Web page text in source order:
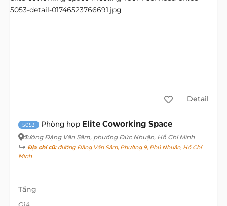
Detail
5053 Phòng họp Elite Coworking Space
đường Đặng Văn Sâm, phường Đức Nhuận, Hồ Chí Minh
Địa chỉ cũ:đường Đặng Văn Sâm, Phường 9, Phú Nhuận, Hồ Chí
Minh
Tầng